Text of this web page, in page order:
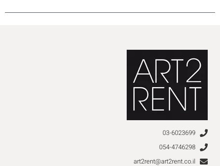
03-6023699
054-4746298
art2rent@art2rent.co.il